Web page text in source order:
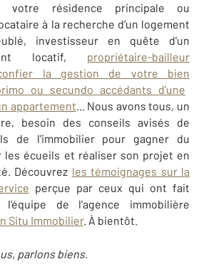
votre résidence principale ou
à la recherche d’un logement
investisseur en quête d'un
locatif, propriétaire-bailleur
la gestion de votre bien
ou secundo accédants d’une
appartement... Nous avons tous, un
besoin des conseils avisés de
de l'immobilier pour gagner du
les écueils et réaliser son projet en
Découvrez les témoignages sur la
perçue par ceux qui ont fait
l'équipe de l'agence immobilière
Situ Immobilier. À bientôt.
parlons biens.